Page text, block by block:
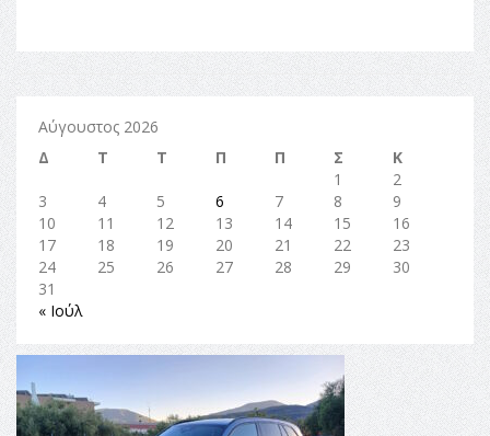
Αύγουστος 2026
Δ
Τ Τ Π Π Σ
Κ
1
2
3
4 5 6 7 8
9
10
11 12 13 14 15
16
17
18 19 20 21 22
23
24
25 26 27 28 29
30
31
« Ιούλ